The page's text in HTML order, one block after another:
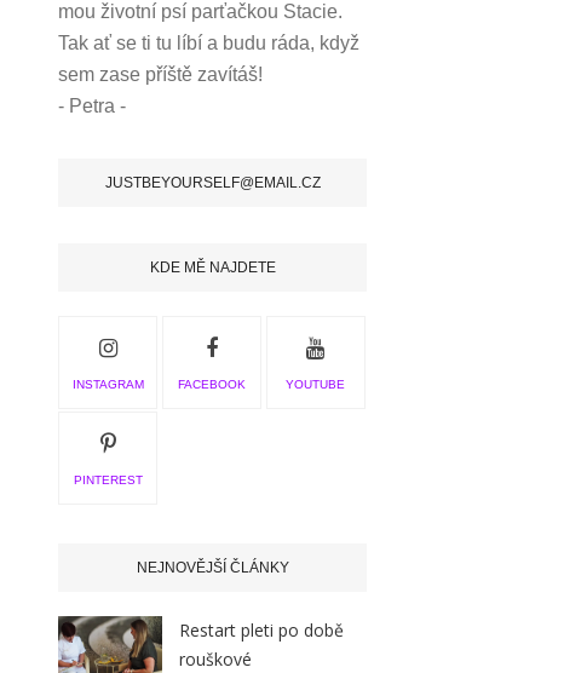
mou životní psí parťačkou Stacie.
Tak ať se ti tu líbí a budu ráda, když
sem zase příště zavítáš!
- Petra -
JUSTBEYOURSELF@EMAIL.CZ
KDE MĚ NAJDETE
INSTAGRAM FACEBOOK YOUTUBE
PINTEREST
NEJNOVĚJŠÍ ČLÁNKY
Restart pleti po době
rouškové